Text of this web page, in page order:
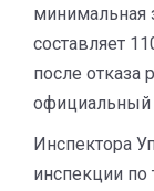
минимальная
составляет
после отказа
Инспектора
инспекции